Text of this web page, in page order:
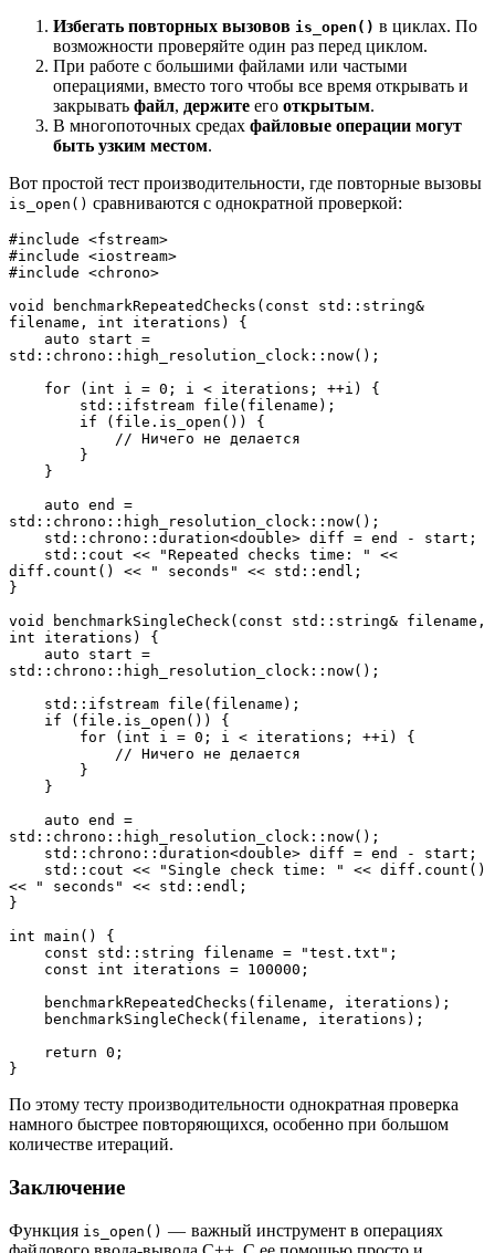
Избегать повторных вызовов is_open() в циклах. По
возможности проверяйте один раз перед циклом.
При работе с большими файлами или частыми
операциями, вместо того чтобы все время открывать и
закрывать файл, держите его открытым.
В многопоточных средах файловые операции могут
быть узким местом.
Вот простой тест производительности, где повторные вызовы
is_open() сравниваются с однократной проверкой:
#include <fstream>
#include <iostream>
#include <chrono>
void benchmarkRepeatedChecks(const std::string&
filename, int iterations) {
std::chrono::high_resolution_clock::now();
    for (int i = 0; i < iterations; ++i) {
        std::ifstream file(filename);
        if (file.is_open()) {
            // Ничего не делается
        }
    }
std::chrono::high_resolution_clock::now();
    std::chrono::duration<double> diff = end - start;
diff.count() << " seconds" << std::endl;
}
void benchmarkSingleCheck(const std::string& filename,
int iterations) {
std::chrono::high_resolution_clock::now();
    std::ifstream file(filename);
    if (file.is_open()) {
        for (int i = 0; i < iterations; ++i) {
            // Ничего не делается
        }
    }
std::chrono::high_resolution_clock::now();
    std::chrono::duration<double> diff = end - start;
<< " seconds" << std::endl;
}
int main() {
    const std::string filename = "test.txt";
    const int iterations = 100000;
    benchmarkRepeatedChecks(filename, iterations);
    benchmarkSingleCheck(filename, iterations);
    return 0;
}
По этому тесту производительности однократная проверка
намного быстрее повторяющихся, особенно при большом
количестве итераций.
Заключение
Функция is_open() — важный инструмент в операциях